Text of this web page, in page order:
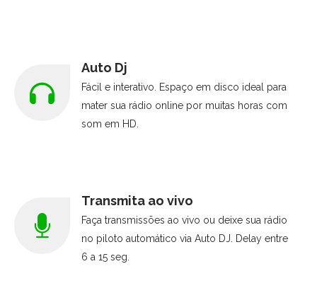
Auto Dj
Fácil e interativo. Espaço em disco ideal para
mater sua rádio online por muitas horas com
som em HD.
Transmita ao vivo
Faça transmissões ao vivo ou deixe sua rádio
no piloto automático via Auto DJ. Delay entre
6 a 15 seg.